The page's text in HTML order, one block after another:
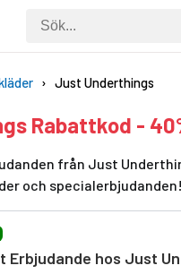
Just Underthings
Rabattkod -
från Just
och specialerbjudanden!
Erbjudande hos Just